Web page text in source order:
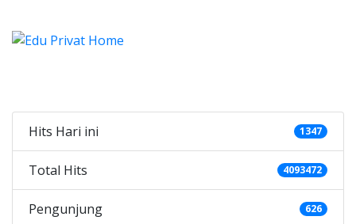
Hits Hari ini 1347
Total Hits 4093472
Pengunjung 626